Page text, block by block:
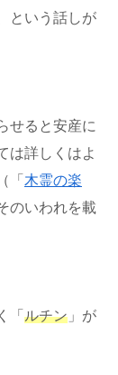
という話しが
せると安産に
は詳しくはよ
「 木霊の楽
のいわれを載
「 ルチン 」が